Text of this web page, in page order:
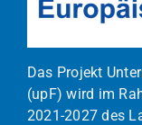
Das Projekt
(upF) wird im
2021-2027 des